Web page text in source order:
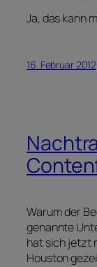
Ja, das kann
16. Februar 2012
Warum der
genannte
hat sich jetzt
Houston